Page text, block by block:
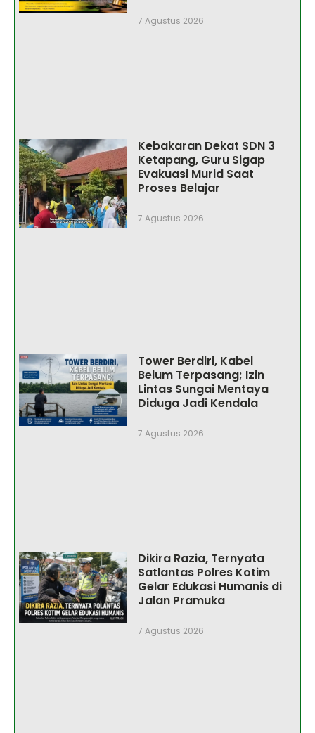
7 Agustus 2026
Kebakaran Dekat SDN 3
Ketapang, Guru Sigap
Evakuasi Murid Saat
Proses Belajar
7 Agustus 2026
Tower Berdiri, Kabel
Belum Terpasang; Izin
Lintas Sungai Mentaya
Diduga Jadi Kendala
7 Agustus 2026
Dikira Razia, Ternyata
Satlantas Polres Kotim
Gelar Edukasi Humanis di
Jalan Pramuka
7 Agustus 2026